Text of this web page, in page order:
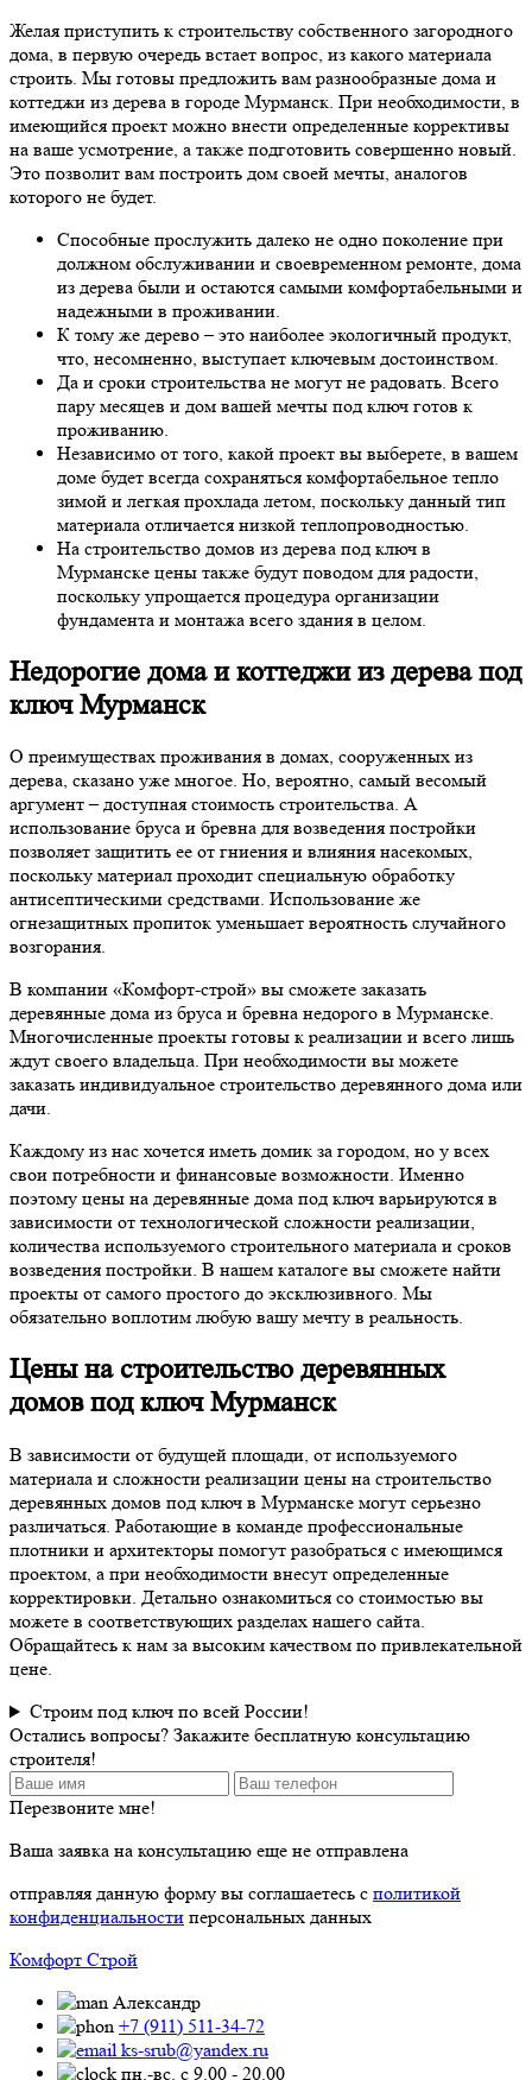
Желая приступить к строительству собственного загородного
дома, в первую очередь встает вопрос, из какого материала
строить. Мы готовы предложить вам разнообразные дома и
коттеджи из дерева в городе Мурманск. При необходимости, в
имеющийся проект можно внести определенные коррективы
на ваше усмотрение, а также подготовить совершенно новый.
Это позволит вам построить дом своей мечты, аналогов
которого не будет.
Способные прослужить далеко не одно поколение при
должном обслуживании и своевременном ремонте, дома
из дерева были и остаются самыми комфортабельными и
надежными в проживании.
К тому же дерево – это наиболее экологичный продукт,
что, несомненно, выступает ключевым достоинством.
Да и сроки строительства не могут не радовать. Всего
пару месяцев и дом вашей мечты под ключ готов к
проживанию.
Независимо от того, какой проект вы выберете, в вашем
доме будет всегда сохраняться комфортабельное тепло
зимой и легкая прохлада летом, поскольку данный тип
материала отличается низкой теплопроводностью.
На строительство домов из дерева под ключ в
Мурманске цены также будут поводом для радости,
поскольку упрощается процедура организации
фундамента и монтажа всего здания в целом.
Недорогие дома и коттеджи из дерева под
ключ Мурманск
О преимуществах проживания в домах, сооруженных из
дерева, сказано уже многое. Но, вероятно, самый весомый
аргумент – доступная стоимость строительства. А
использование бруса и бревна для возведения постройки
позволяет защитить ее от гниения и влияния насекомых,
поскольку материал проходит специальную обработку
антисептическими средствами. Использование же
огнезащитных пропиток уменьшает вероятность случайного
возгорания.
В компании «Комфорт-строй» вы сможете заказать
деревянные дома из бруса и бревна недорого в Мурманске.
Многочисленные проекты готовы к реализации и всего лишь
ждут своего владельца. При необходимости вы можете
заказать индивидуальное строительство деревянного дома или
дачи.
Каждому из нас хочется иметь домик за городом, но у всех
свои потребности и финансовые возможности. Именно
поэтому цены на деревянные дома под ключ варьируются в
зависимости от технологической сложности реализации,
количества используемого строительного материала и сроков
возведения постройки. В нашем каталоге вы сможете найти
проекты от самого простого до эксклюзивного. Мы
обязательно воплотим любую вашу мечту в реальность.
Цены на строительство деревянных
домов под ключ Мурманск
В зависимости от будущей площади, от используемого
материала и сложности реализации цены на строительство
деревянных домов под ключ в Мурманске могут серьезно
различаться. Работающие в команде профессиональные
плотники и архитекторы помогут разобраться с имеющимся
проектом, а при необходимости внесут определенные
корректировки. Детально ознакомиться со стоимостью вы
можете в соответствующих разделах нашего сайта.
Обращайтесь к нам за высоким качеством по привлекательной
цене.
Строим под ключ по всей России!
Остались вопросы? Закажите бесплатную консультацию
строителя!
Перезвоните мне!
Ваша заявка на консультацию еще не отправлена
отправляя данную форму вы соглашаетесь с политикой
конфиденциальности персональных данных
Комфорт Строй
Александр
+7 (911) 511-34-72
ks-srub@yandex.ru
пн.-вс. с 9.00 - 20.00